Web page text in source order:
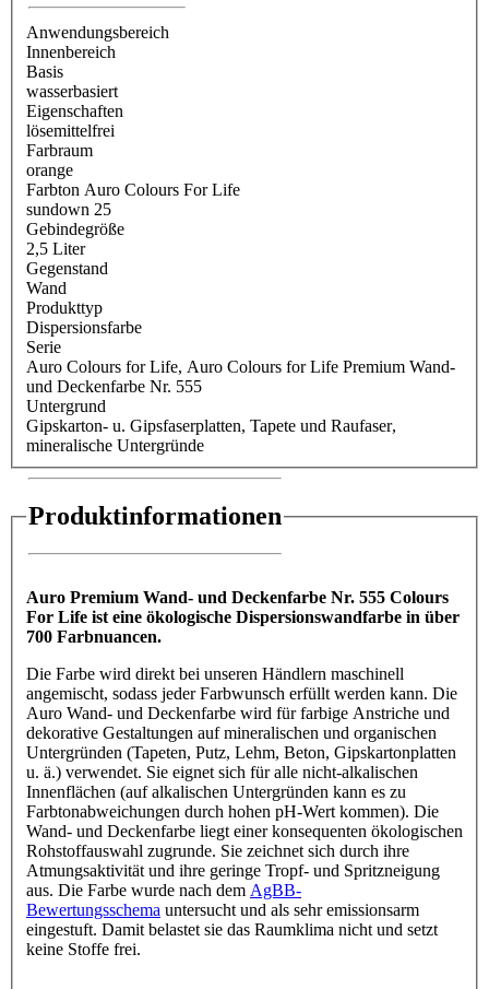
Anwendungsbereich
Innenbereich
Basis
wasserbasiert
Eigenschaften
lösemittelfrei
Farbraum
orange
Farbton Auro Colours For Life
sundown 25
Gebindegröße
2,5 Liter
Gegenstand
Wand
Produkttyp
Dispersionsfarbe
Serie
Auro Colours for Life, Auro Colours for Life Premium Wand-
und Deckenfarbe Nr. 555
Untergrund
Gipskarton- u. Gipsfaserplatten, Tapete und Raufaser,
mineralische Untergründe
Produktinformationen
Auro Premium Wand- und Deckenfarbe Nr. 555 Colours
For Life ist eine ökologische Dispersionswandfarbe in über
700 Farbnuancen.
Die Farbe wird direkt bei unseren Händlern maschinell
angemischt, sodass jeder Farbwunsch erfüllt werden kann. Die
Auro Wand- und Deckenfarbe wird für farbige Anstriche und
dekorative Gestaltungen auf mineralischen und organischen
Untergründen (Tapeten, Putz, Lehm, Beton, Gipskartonplatten
u. ä.) verwendet. Sie eignet sich für alle nicht-alkalischen
Innenflächen (auf alkalischen Untergründen kann es zu
Farbtonabweichungen durch hohen pH-Wert kommen). Die
Wand- und Deckenfarbe liegt einer konsequenten ökologischen
Rohstoffauswahl zugrunde. Sie zeichnet sich durch ihre
Atmungsaktivität und ihre geringe Tropf- und Spritzneigung
aus. Die Farbe wurde nach dem AgBB-
Bewertungsschema untersucht und als sehr emissionsarm
eingestuft. Damit belastet sie das Raumklima nicht und setzt
keine Stoffe frei.